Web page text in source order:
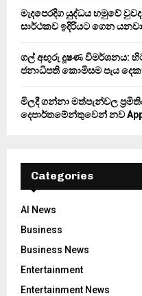
මැදපෙරදිග යුද්ධය හමුවේ
සාර්ථකව ඉදිරියට ගෙන
ගල් අඟුරු දූෂණ විමර්ශනය:
ජනාධිපති කොමිසම පැය
මිලදී ගන්නා මත්පැන්වල
දෙපාර්තමේන්තුවෙන් නව
Categories
AI News
Business
Business News
Entertainment
Entertainment News